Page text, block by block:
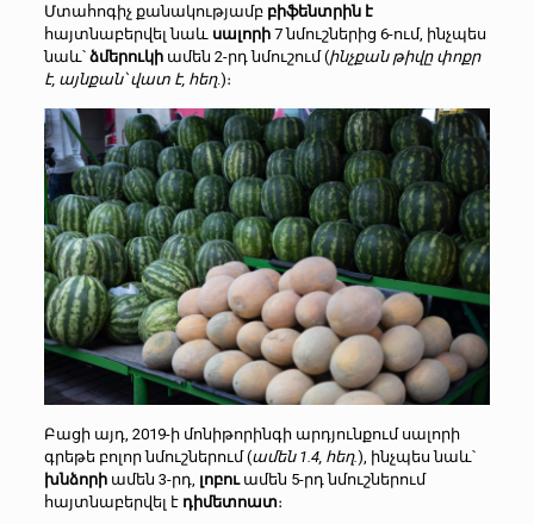
Մտահոգիչ քանակությամբ բիֆենտրին է
հայտնաբերվել նաև սալորի7 նմուշներից 6-ում, ինչպես
նաև՝ ձմերուկիամեն 2-րդ նմուշում (ինչքան թիվը փոքր
է, այնքան՝ վատ է, հեղ.)։
Բացի այդ, 2019-ի մոնիթորինգի արդյունքում սալորի
գրեթե բոլոր նմուշներում (ամեն 1.4, հեղ.), ինչպես նաև՝
խնձորիամեն 3-րդ, լոբու ամեն 5-րդ նմուշներում
հայտնաբերվել է դիմետոատ։